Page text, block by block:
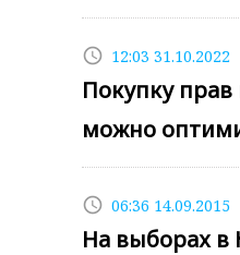
access_time 12:03 31.10.2022
Покупку прав
можно
access_time 06:36 14.09.2015
На выборах в